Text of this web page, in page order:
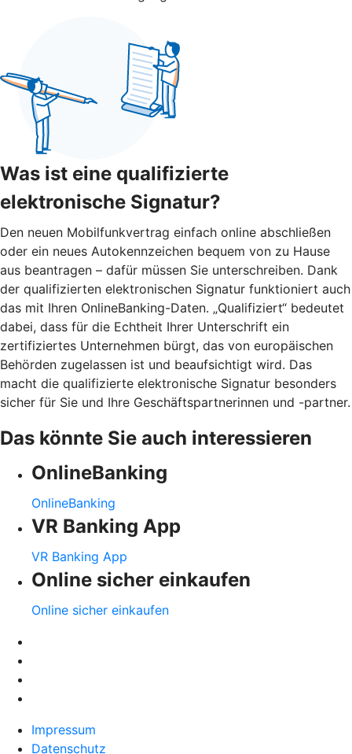
Was ist eine qualifizierte
elektronische Signatur?
Den neuen Mobilfunkvertrag einfach online abschließen
oder ein neues Autokennzeichen bequem von zu Hause
aus beantragen – dafür müssen Sie unterschreiben. Dank
der qualifizierten elektronischen Signatur funktioniert auch
das mit Ihren OnlineBanking-Daten. „Qualifiziert“ bedeutet
dabei, dass für die Echtheit Ihrer Unterschrift ein
zertifiziertes Unternehmen bürgt, das von europäischen
Behörden zugelassen ist und beaufsichtigt wird. Das
macht die qualifizierte elektronische Signatur besonders
sicher für Sie und Ihre Geschäftspartnerinnen und -partner.
Das könnte Sie auch interessieren
OnlineBanking
OnlineBanking
VR Banking App
VR Banking App
Online sicher einkaufen
Online sicher einkaufen
Impressum
Datenschutz